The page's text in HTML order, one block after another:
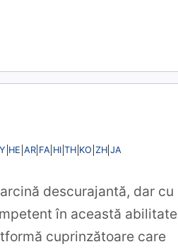
HE AR FA HI TH KO ZH JA
descurajantă, dar cu
în această abilitate
cuprinzătoare care